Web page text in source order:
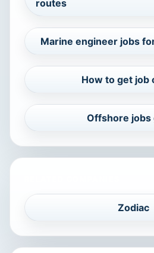
routes
Marine engineer jobs
How to get job
Offshore jobs
Zodiac